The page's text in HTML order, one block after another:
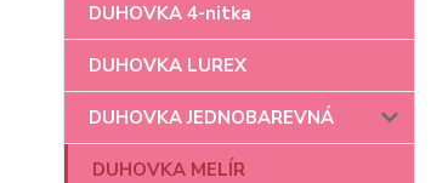
DUHOVKA 4-nitka
DUHOVKA LUREX
DUHOVKA JEDNOBAREVNÁ
DUHOVKA MELÍR